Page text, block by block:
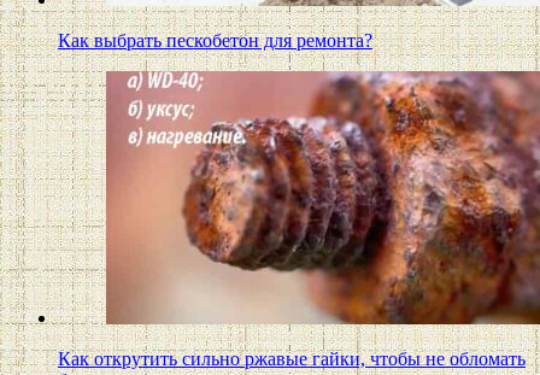
Как выбрать пескобетон для ремонта?
Как открутить сильно ржавые гайки, чтобы не обломать